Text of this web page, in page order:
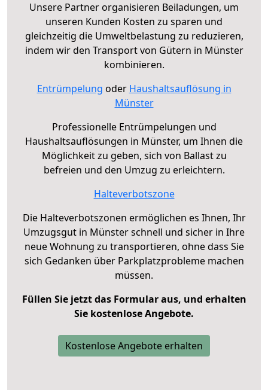
Unsere Partner organisieren Beiladungen, um
unseren Kunden Kosten zu sparen und
gleichzeitig die Umweltbelastung zu reduzieren,
indem wir den Transport von Gütern in Münster
kombinieren.
Entrümpelung oder Haushaltsauflösung in
Münster
Professionelle Entrümpelungen und
Haushaltsauflösungen in Münster, um Ihnen die
Möglichkeit zu geben, sich von Ballast zu
befreien und den Umzug zu erleichtern.
Halteverbotszone
Die Halteverbotszonen ermöglichen es Ihnen, Ihr
Umzugsgut in Münster schnell und sicher in Ihre
neue Wohnung zu transportieren, ohne dass Sie
sich Gedanken über Parkplatzprobleme machen
müssen.
Füllen Sie jetzt das Formular aus, und erhalten
Sie kostenlose Angebote.
Kostenlose Angebote erhalten